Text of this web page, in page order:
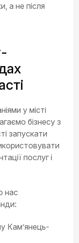
а не після
у місті
бізнесу з
запускати
послуг і
нас
Кам’янець-